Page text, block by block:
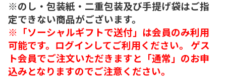
※のし・包装紙・二重包装及び手提げ袋はご指
定できない商品がございます。
※「ソーシャルギフトで送付」は会員のみ利用
可能です。ログインしてご利用ください。 ゲス
ト会員でご注文いただきますと「通常」のお申
込みとなりますのでご注意ください。